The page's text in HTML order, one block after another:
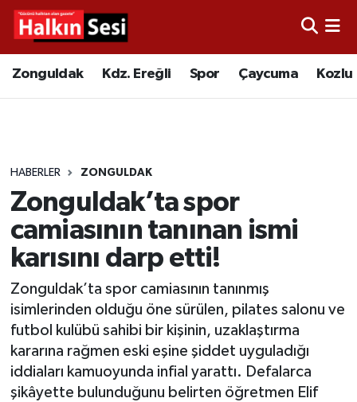
Zonguldak Kdz. Ereğli Spor Çaycuma Kozlu
HABERLER ZONGULDAK
Zonguldak’ta spor
camiasının tanınan ismi
karısını darp etti!
Zonguldak’ta spor camiasının tanınmış
isimlerinden olduğu öne sürülen, pilates salonu ve
futbol kulübü sahibi bir kişinin, uzaklaştırma
kararına rağmen eski eşine şiddet uyguladığı
iddiaları kamuoyunda infial yarattı. Defalarca
şikâyette bulunduğunu belirten öğretmen Elif
Video
Çaycuma
Alaplı
Asayiş
Bartın
Karabük
Devrek
Merkez Hava Durumu
Tüm Manşetler
Son Dakika Haberleri
Haber Arşivi